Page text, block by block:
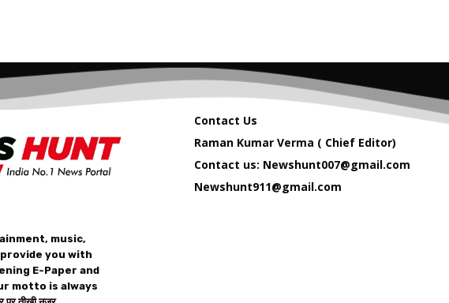
music,
you with
E-Paper and
motto is always
Contact Us
Raman Kumar Verma ( Chief Editor)
Contact us: Newshunt007@gmail.com
Newshunt911@gmail.com